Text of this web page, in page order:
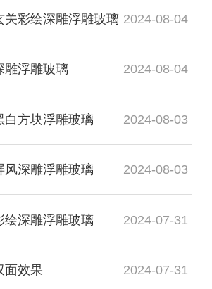
关彩绘深雕浮雕玻璃 2024-08-04
雕浮雕玻璃 2024-08-04
白方块浮雕玻璃 2024-08-03
风深雕浮雕玻璃 2024-08-03
绘深雕浮雕玻璃 2024-07-31
面效果 2024-07-31